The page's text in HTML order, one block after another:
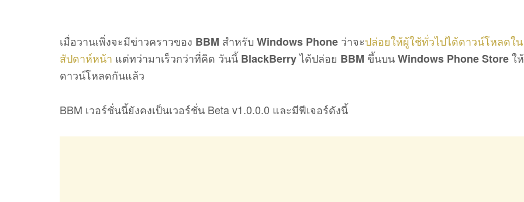
เมื่อวานเพิ่งจะมีข่าวคราวของ BBM สำหรับ Windows Phone ว่าจะปล่อยให้ผู้ใช้ทั่วไปได้ดาวน์โหลดใน
สัปดาห์หน้า แต่ทว่ามาเร็วกว่าที่คิด วันนี้ BlackBerryได้ปล่อย BBM ขึ้นบนWindows Phone Storeให้
ดาวน์โหลดกันแล้ว
BBM เวอร์ชั่นนี้ยังคงเป็นเวอร์ชั่น Beta v1.0.0.0 และมีฟีเจอร์ดังนี้